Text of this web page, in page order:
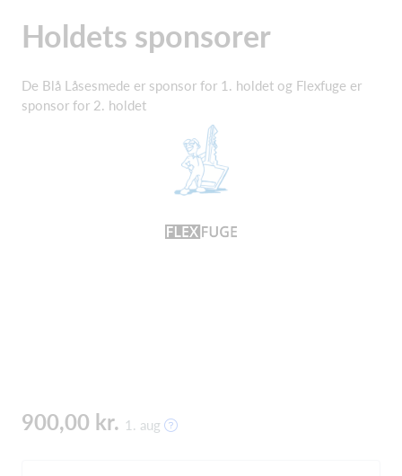
Holdets sponsorer
De Blå Låsesmede er sponsor for 1. holdet og Flexfuge er
sponsor for 2. holdet
900,00 kr. 1. aug